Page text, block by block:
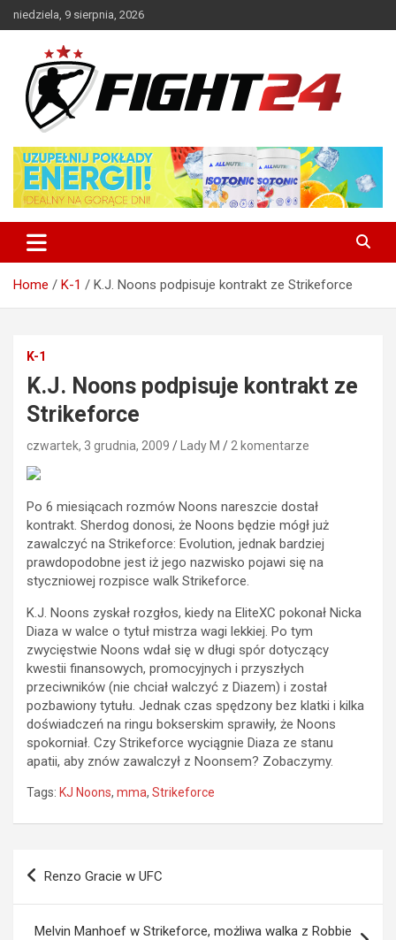
Skip
to
niedziela, 9 sierpnia, 2026
FIGHT24.PL – MMA i K-1, UFC
Home K-1 K.J. Noons podpisuje kontrakt ze Strikeforce
K-1
K.J. Noons podpisuje kontrakt ze
Strikeforce
czwartek, 3 grudnia, 2009 Lady M 2 komentarze
Po 6 miesiącach rozmów Noons nareszcie dostał
kontrakt. Sherdog donosi, że Noons będzie mógł już
zawalczyć na Strikeforce: Evolution, jednak bardziej
prawdopodobne jest iż jego nazwisko pojawi się na
styczniowej rozpisce walk Strikeforce.
K.J. Noons zyskał rozgłos, kiedy na EliteXC pokonał Nicka
Diaza w walce o tytuł mistrza wagi lekkiej. Po tym
zwycięstwie Noons wdał się w długi spór dotyczący
kwestii finansowych, promocyjnych i przyszłych
przeciwników (nie chciał walczyć z Diazem) i został
pozbawiony tytułu. Jednak czas spędzony bez klatki i kilka
doświadczeń na ringu bokserskim sprawiły, że Noons
spokorniał. Czy Strikeforce wyciągnie Diaza ze stanu
apatii, aby znów zawalczył z Noonsem? Zobaczymy.
Tags: KJ Noons, mma, Strikeforce
Nawigacja
Renzo Gracie w UFC
Melvin Manhoef w Strikeforce, możliwa walka z Robbie